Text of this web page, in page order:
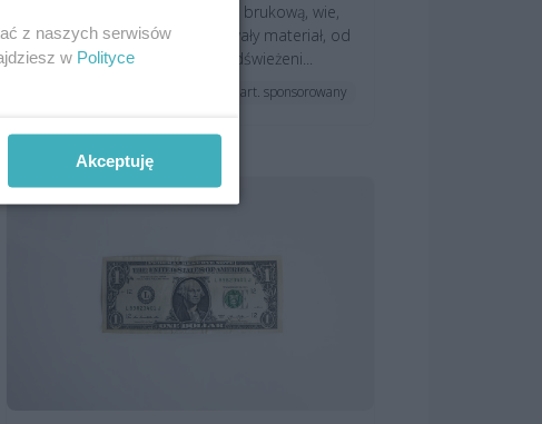
Każdy, kto zetknął się z kostką brukową, wie,
że choć jest to wdzięczny i trwały materiał, od
czasu do czasu potrzebuje odświeżeni...
art. sponsorowany
z naszych serwisów
w Polityce
Akceptuję